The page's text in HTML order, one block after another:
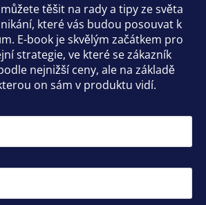
těšit na rady a tipy ze světa
které vás budou posouvat k
E-book je skvělým začátkem pro
strategie, ve které se zákazník
nejnižší ceny, ale na základě
on sám v produktu vidí.